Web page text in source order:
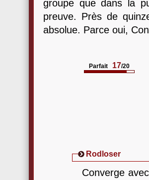
groupe que dans la
preuve. Près de
absolue. Parce oui,
Parfait 17/20
Rodloser
Converge